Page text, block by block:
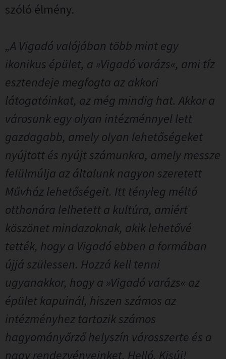
szóló élmény.
„A Vigadó valójában több mint egy
ikonikus épület, a »Vigadó varázs«, ami tíz
esztendeje megfogta az akkori
látogatóinkat, az még mindig hat. Akkor a
városunk egy olyan intézménnyel lett
gazdagabb, amely olyan lehetőségeket
nyújtott és nyújt számunkra, amely messze
felülmúlja az általunk nagyon szeretett
Művház lehetőségeit. Itt tényleg méltó
otthonára lelhetett a kultúra, amiért
köszönet mindazoknak, akik lehetővé
tették, hogy a Vigadó ebben a formában
újjá szülessen. Hozzá kell tenni
ugyanakkor, hogy a »Vigadó varázs« az
épület kapuinál, hiszen számos az
intézményhez tartozik számos
hagyományőrző helyszín városszerte és a
nagy rendezvényeinket, Helló, Kisúj!